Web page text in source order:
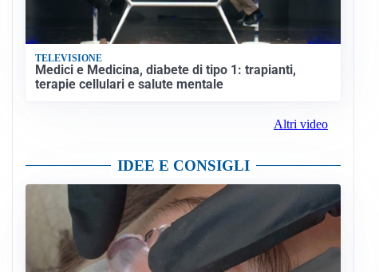
TELEVISIONE
Medici e Medicina, diabete di tipo 1: trapianti,
terapie cellulari e salute mentale
Altri video
IDEE E CONSIGLI